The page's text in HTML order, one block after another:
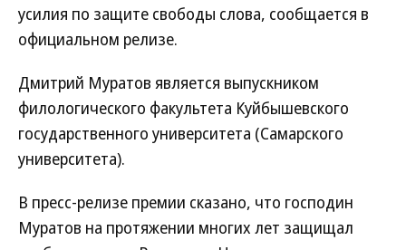
усилия по защите свободы слова, сообщается в
официальном релизе.
Дмитрий Муратов является выпускником
филологического факультета Куйбышевского
государственного университета (Самарского
университета).
В пресс-релизе премии сказано, что господин
Муратов на протяжении многих лет защищал